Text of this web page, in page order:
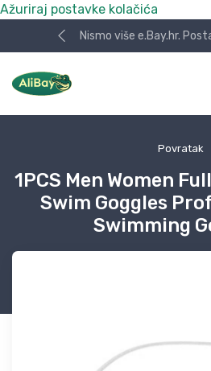
Ažuriraj postavke kolačića
Nismo više e.Bay.hr.
Povratak
1PCS Men Women
Swim Goggles
Swimming